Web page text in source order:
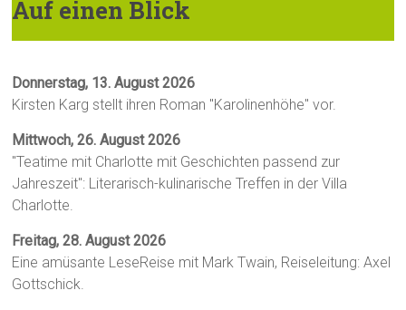
Auf einen Blick
Donnerstag, 13. August 2026
Kirsten Karg stellt ihren Roman "Karolinenhöhe" vor.
Mittwoch, 26. August 2026
"Teatime mit Charlotte mit Geschichten passend zur
Jahreszeit": Literarisch-kulinarische Treffen in der Villa
Charlotte.
Freitag, 28. August 2026
Eine amüsante LeseReise mit Mark Twain, Reiseleitung: Axel
Gottschick.